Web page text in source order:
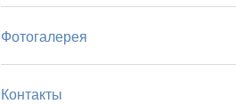
Фотогалерея
Контакты